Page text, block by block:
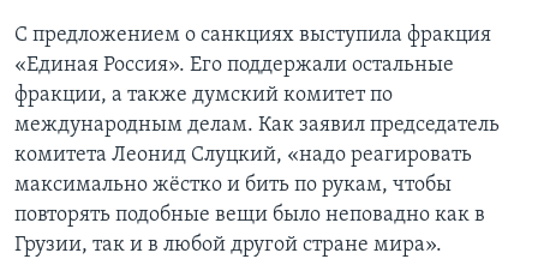
С предложением о санкциях выступила фракция
«Единая Россия». Его поддержали остальные
фракции, а также думский комитет по
международным делам. Как заявил председатель
комитета Леонид Слуцкий, «надо реагировать
максимально жёстко и бить по рукам, чтобы
повторять подобные вещи было неповадно как в
Грузии, так и в любой другой стране мира».